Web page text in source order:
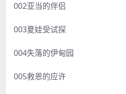
002亚当的伴侣
003夏娃受试探
004失落的伊甸园
005救恩的应许